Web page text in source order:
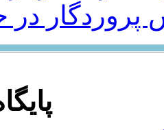
پروردگار در